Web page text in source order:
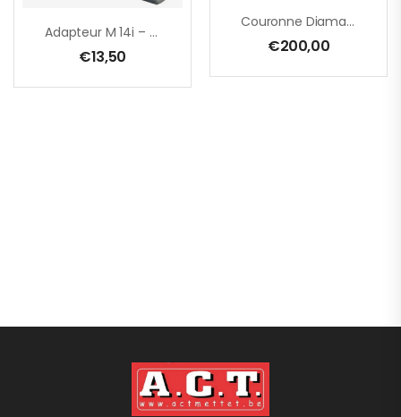
Adapteur M 14i – M 14i
€13,50
Couronne Diamantée M16 – Ø 81 Mm
€200,00